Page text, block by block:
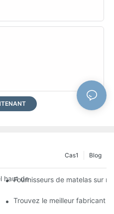
Blog
Cas1
haut de gamme sur mesure pour
Fournisseurs de matelas sur
pour votre commerce
Trouvez le meilleur fabricant